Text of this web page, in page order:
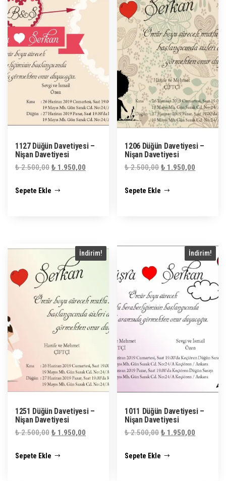
1127 Düğün Davetiyesi –
Nişan Davetiyesi
₺2.500,00 Orijinal
₺ 2.500,00.
₺ 1.950,00
Sepete Ekle
1206 Düğün Davetiyesi –
Nişan Davetiyesi
₺2.500,00 Orijinal
₺ 2.500,00.
₺ 1.950,00
Sepete Ekle
İndirim!
1251 Düğün Davetiyesi –
Nişan Davetiyesi
₺2.500,00 Orijinal
₺ 2.500,00.
₺ 1.950,00
Sepete Ekle
İndirim!
1011 Düğün Davetiyesi –
Nişan Davetiyesi
₺2.500,00 Orijinal
₺ 2.500,00.
₺ 1.950,00
Sepete Ekle